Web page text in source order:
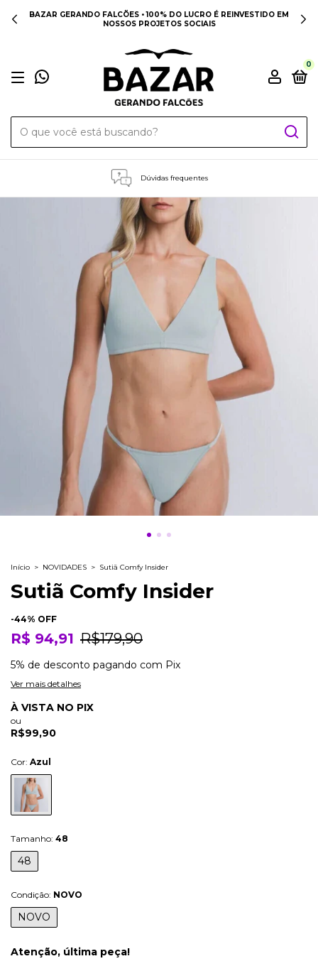
BAZAR GERANDO FALCÕES • 100% DO LUCRO É REINVESTIDO EM
NOSSOS PROJETOS SOCIAIS
0
Dúvidas frequentes
Início > NOVIDADES > Sutiã Comfy Insider
Sutiã Comfy Insider
-44% OFF
R$ 94,91 R$179,90
5% de desconto pagando com Pix
Ver mais detalhes
À VISTA NO PIX
ou
R$99,90
Cor: Azul
Tamanho: 48
48
Condição: NOVO
NOVO
Atenção, última peça!